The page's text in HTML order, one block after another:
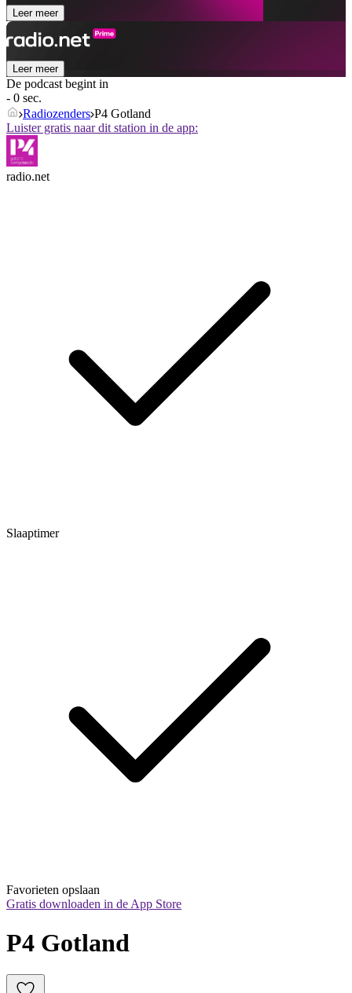
Leer meer
Leer meer
De podcast begint in
- 0 sec.
Radiozenders P4 Gotland
Luister gratis naar dit station in de app:
radio.net
Slaaptimer
Favorieten opslaan
Gratis downloaden in de App Store
P4 Gotland